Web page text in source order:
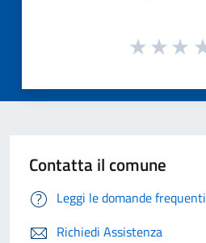
Contatta il comune
Leggi le domande frequenti
Richiedi Assistenza